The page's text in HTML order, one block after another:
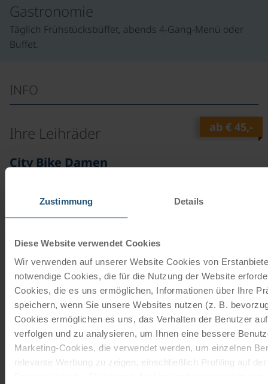
Zustimmung Details
Diese Website verwendet Cookies
Wir verwenden auf unserer Website Cookies von
notwendige Cookies, die für die Nutzung der Website
Cookies, die es uns ermöglichen, Informationen über Ihre
speichern, wenn Sie unsere Websites nutzen (z. B.
Cookies ermöglichen es uns, das Verhalten der Benutzer
verfolgen und zu analysieren, um Ihnen eine bessere
Marketing-Cookies, die verwendet werden, um einzelnen
relevante Werbung zu zeigen, einschließlich Profiling auf
Gastronomie
Täglich Frühstücksbüffet, abends 4-Gang-Menü oder
Buffet.
INFO
Ihre Leihräder ab € 45,-
City Bike Damen
Mehr lesen
City Bike Herren
21 Gänge | 28"
Mehr lesen
ab € 105,-
E-Bike Unisex
7 Gänge | 28"